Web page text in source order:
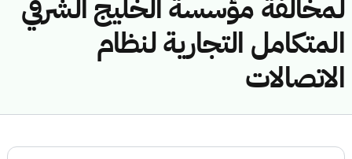
لمخالفة مؤسسة الخليج الشرقي
المتكامل التجارية لنظام
الاتصالات